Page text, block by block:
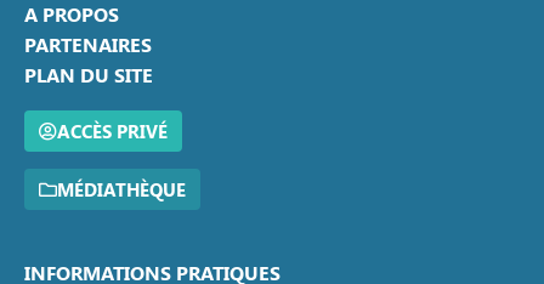
A PROPOS
PARTENAIRES
PLAN DU SITE
ACCÈS PRIVÉ
MÉDIATHÈQUE
INFORMATIONS PRATIQUES